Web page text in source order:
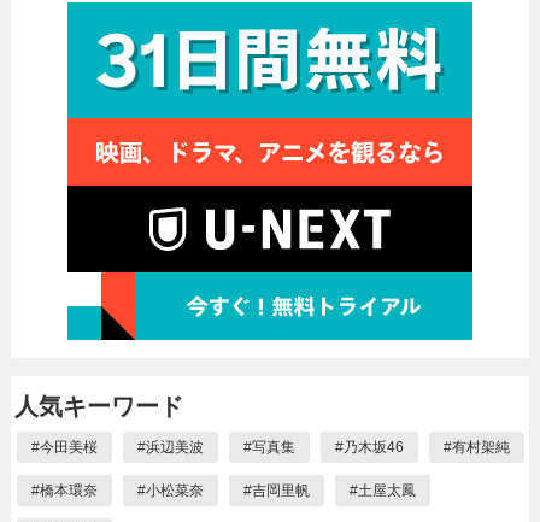
人気キーワード
#今田美桜 #浜辺美波 #写真集 #乃木坂46 #有村架純
#橋本環奈 #小松菜奈 #吉岡里帆 #土屋太鳳